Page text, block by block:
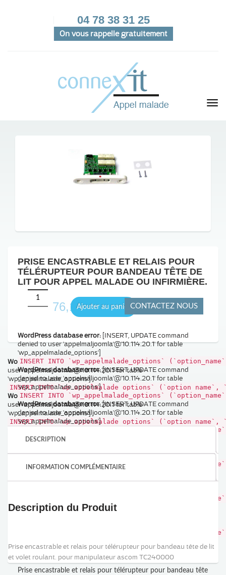
04 78 38 31 25
On vous rappelle gratuitement
PRISE ENCASTRABLE ET RELAIS POUR
TÉLÉRUPTEUR POUR BANDEAU TÊTE DE
LIT POUR APPEL MALADE OU INFIRMIÈRE.
76,19 €Ajouter au panier
WordPress database error: [INSERT, UPDATE command
denied to user 'appelmaljoomla'@'10.114.20.1' for table
'wp_appelmalade_options']
INSERT INTO `wp_appelmalade_options`
WordPress database error:[INSERT, UPDATE command
denied to user 'appelmaljoomla'@'10.114.20.1' for table
'wp_appelmalade_options']
INSERT INTO `wp_appelmalade_options`
WordPress database error:[INSERT, UPDATE command
denied to user 'appelmaljoomla'@'10.114.20.1' for table
'wp_appelmalade_options']
INSERT INTO `wp_appelmalade_options`
WordPress database error:
'wp_appelmalade_options']
INSERT INTO `wp_appelmalade_options`
denied to user 'appelmaljoomla'@'10.114.20.1' for table
INSERT INTO `wp_appelmalade_options`
WordPress database error:[INSERT, UPDATE command
denied to user 'appelmaljoomla'@'10.114.20.1' for table
INSERT INTO `wp_appelmalade_options`
Prise encastrable et relais pour télérupteur pour bandeau tête
CONTACTEZ NOUS
WordPress database error:[INSERT, UPDATE command denied to
user 'appelmaljoomla'@'10.114.20.1' for table
'wp_appelmalade_options']
INSERT INTO `wp_appelmalade_options`
WordPress database error:[INSERT, UPDATE command denied to
user 'appelmaljoomla'@'10.114.20.1' for table
'wp_appelmalade_options']
INSERT INTO `wp_appelmalade_options`
DESCRIPTION
INFORMATION COMPLÉMENTAIRE
Description du Produit
Prise encastrable et relais pour télérupteur pour bandeau tête de lit
et volet roulant. pour manipulateur ascom TC240000